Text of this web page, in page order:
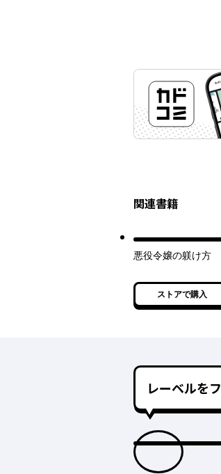
関連書籍
悪役令嬢の躾け方
ストアで購入
レーベルを